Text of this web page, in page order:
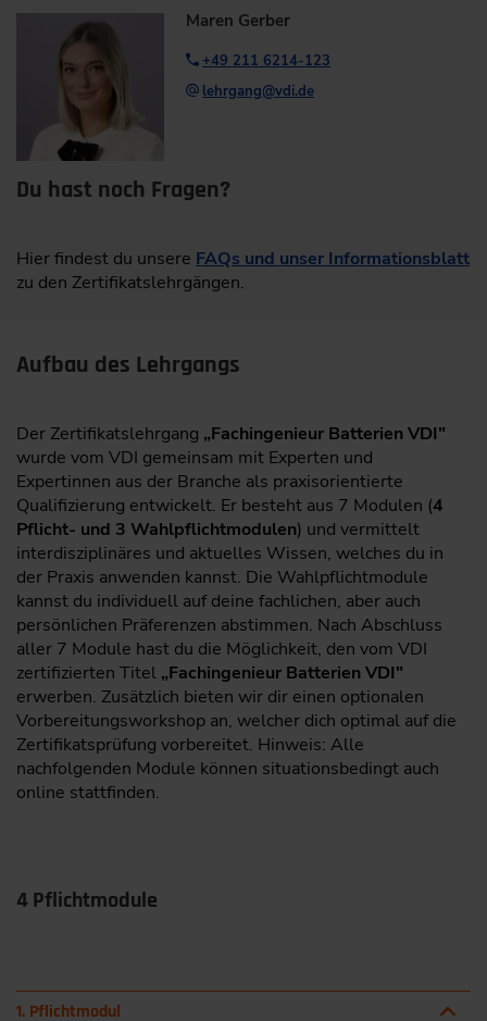
Maren Gerber
+49 211 6214-123
lehrgang@vdi.de
Du hast noch Fragen?
Hier findest du unsere FAQs und unser Informationsblatt
zu den Zertifikatslehrgängen.
Aufbau des Lehrgangs
Der Zertifikatslehrgang „Fachingenieur Batterien VDI"
wurde vom VDI gemeinsam mit Experten und
Expertinnen aus der Branche als praxisorientierte
Qualifizierung entwickelt. Er besteht aus 7 Modulen (4
Pflicht- und 3 Wahlpflichtmodulen) und vermittelt
interdisziplinäres und aktuelles Wissen, welches du in
der Praxis anwenden kannst. Die Wahlpflichtmodule
kannst du individuell auf deine fachlichen, aber auch
persönlichen Präferenzen abstimmen. Nach Abschluss
aller 7 Module hast du die Möglichkeit, den vom VDI
zertifizierten Titel „Fachingenieur Batterien VDI"
erwerben. Zusätzlich bieten wir dir einen optionalen
Vorbereitungsworkshop an, welcher dich optimal auf die
Zertifikatsprüfung vorbereitet. Hinweis: Alle
nachfolgenden Module können situationsbedingt auch
online stattfinden.
4 Pflichtmodule
1. Pflichtmodul